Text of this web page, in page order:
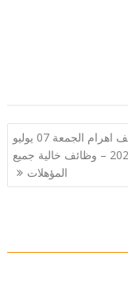
وظائف اهرام الجمعة 07 يوليو
2023 – وظائف خالية جميع
المؤهلات